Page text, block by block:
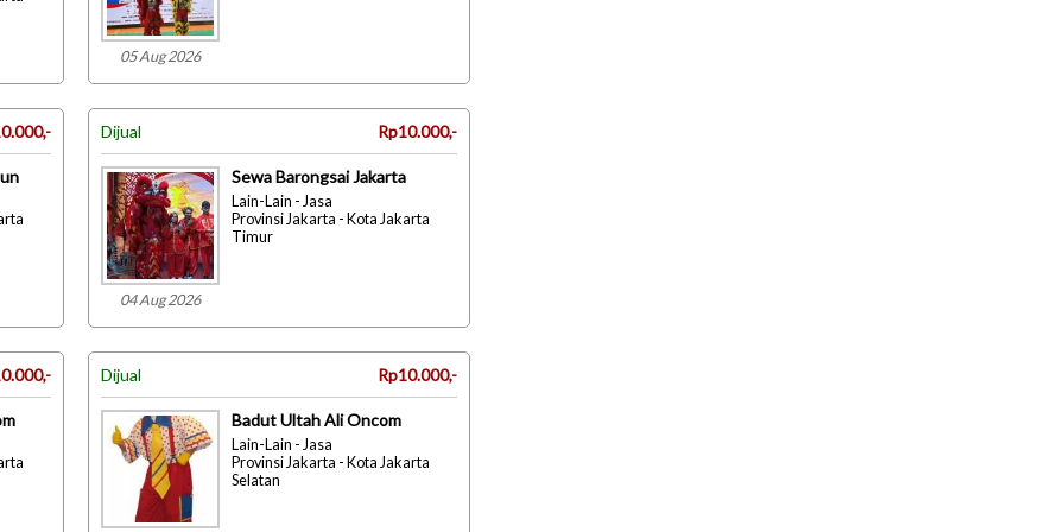
05 Aug 2026
Dijual Rp10.000,-
04 Aug 2026
Sewa Barongsai Jakarta
Lain-Lain - Jasa
Provinsi Jakarta - Kota Jakarta
Timur
Dijual Rp10.000,-
Badut Ultah Ali Oncom
Lain-Lain - Jasa
Provinsi Jakarta - Kota Jakarta
Selatan